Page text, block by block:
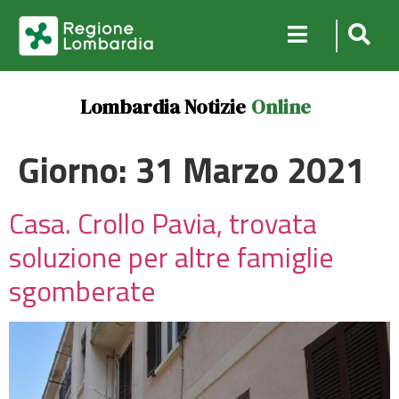
Lombardia Notizie Online
Giorno: 31 Marzo 2021
Casa. Crollo Pavia, trovata
soluzione per altre famiglie
sgomberate